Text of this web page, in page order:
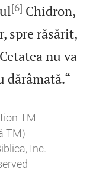
[6] Chidron,
spre răsărit,
nu va
TM
TM)
Inc.